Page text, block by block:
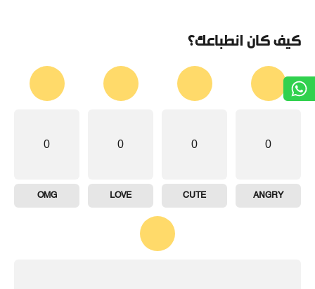
كيف كان انطباعك؟
0
ANGRY
0
CUTE
0
LOVE
0
OMG